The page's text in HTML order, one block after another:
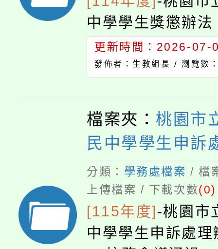
中學學生獎懲辦法
更新時間：2026-07-
發佈者：生教組長 /瀏覽數
檔案夾： 桃園市
民中學學生申訴
分類： 學務處檔案 / 檔
上傳檔案 / 下載次數(0)
[115年度]-桃園市
中學學生申訴處